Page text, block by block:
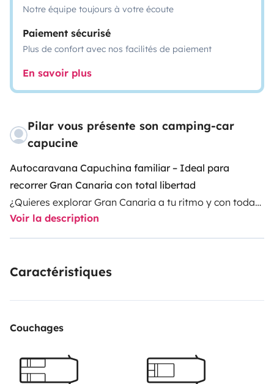
Notre équipe toujours à votre écoute
Paiement sécurisé
Plus de confort avec nos facilités de paiement
En savoir plus
Pilar vous présente son camping-car
capucine
Autocaravana Capuchina familiar – Ideal para
recorrer Gran Canaria con total libertad
¿Quieres explorar Gran Canaria a tu ritmo y con todas
las comodidades? Nuestra autocaravana es perfecta
para ti. Espaciosa, funcional y totalmente equipada,
Descripción del vehículo:
la isla sin prisas.
cabina, litera trasera y comedor convertible)
Cocina completa con fogones, fregadero, nevera y
Voir la description
Caractéristiques
Couchages